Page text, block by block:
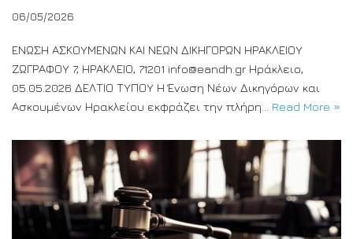
06/05/2026
ΕΝΩΣΗ ΑΣΚΟΥΜΕΝΩΝ ΚΑΙ ΝΕΩΝ ΔΙΚΗΓΟΡΩΝ ΗΡΑΚΛΕΙΟΥ
ΖΩΓΡΑΦΟΥ 7, ΗΡΑΚΛΕΙΟ, 71201 info@eandh.gr Ηράκλειο,
05.05.2026 ΔΕΛΤΙΟ ΤΥΠΟΥ Η Ένωση Νέων Δικηγόρων και
Ασκουμένων Ηρακλείου εκφράζει την πλήρη… Read More »